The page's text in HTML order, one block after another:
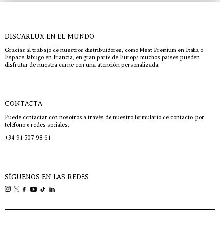
DISCARLUX EN EL MUNDO
Gracias al trabajo de nuestros distribuidores, como Meat Premium en Italia o
Espace Jabugo en Francia, en gran parte de Europa muchos países pueden
disfrutar de nuestra carne con una atención personalizada.
CONTACTA
Puede contactar con nosotros a través de nuestro formulario de contacto, por
teléfono o redes sociales.
+34 91 507 98 61
SÍGUENOS EN LAS REDES